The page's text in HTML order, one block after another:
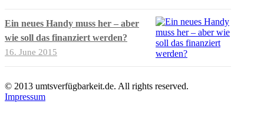
Ein neues Handy muss her – aber
wie soll das finanziert werden?
16. June 2015
© 2013 umtsverfügbarkeit.de. All rights reserved.
Impressum